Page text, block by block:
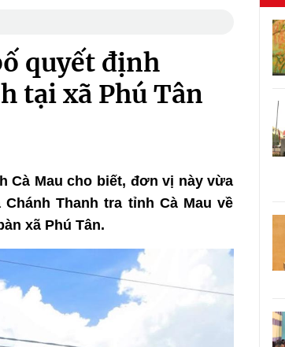
quyết định
tại xã Phú Tân
Cà Mau cho biết, đơn vị này vừa
Thanh tra tỉnh Cà Mau về
xã Phú Tân.